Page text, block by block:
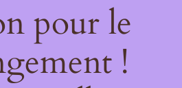
pour le
!